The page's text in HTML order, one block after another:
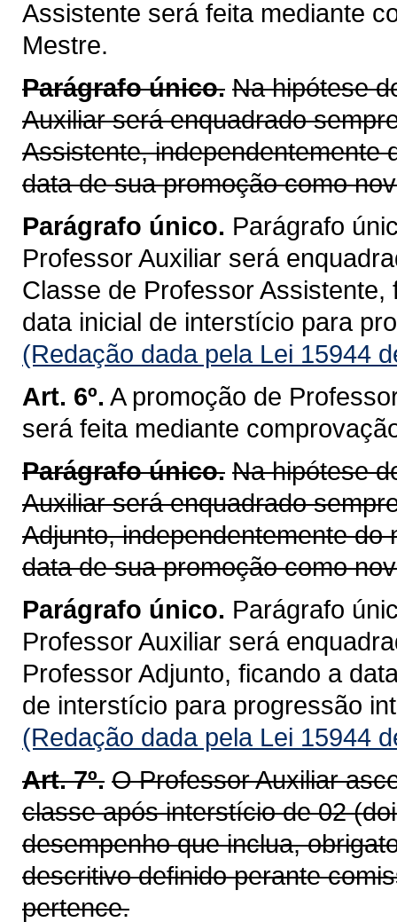
Assistente será feita mediante
Mestre.
Parágrafo único. Na hipótese
Auxiliar será enquadrado
Assistente, independentemente
data de sua promoção como
Parágrafo único. Parágrafo
Professor Auxiliar será
Classe de Professor
data inicial de interstício para
(Redação dada pela Lei 15944
Art. 6º. A promoção de
será feita mediante
Parágrafo único. Na hipótese
Auxiliar será enquadrado
Adjunto, independentemente
data de sua promoção como
Parágrafo único. Parágrafo
Professor Auxiliar será
Professor Adjunto, ficando a
de interstício para progressão
(Redação dada pela Lei 15944
Art. 7º. O Professor Auxiliar
classe após interstício de 02
desempenho que inclua,
descritivo definido perante
pertence.